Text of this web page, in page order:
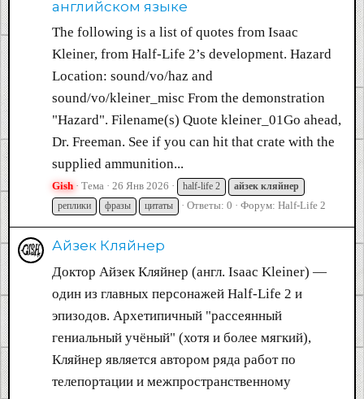
английском языке
The following is a list of quotes from Isaac
Kleiner, from Half-Life 2’s development. Hazard
Location: sound/vo/haz and
sound/vo/kleiner_misc From the demonstration
"Hazard". Filename(s) Quote kleiner_01Go ahead,
Dr. Freeman. See if you can hit that crate with the
supplied ammunition...
Gish Тема 26 Янв 2026 half-life 2 айзек кляйнер
реплики
фразы цитаты Ответы: 0 Форум: Half-Life 2
Айзек Кляйнер
Доктор Айзек Кляйнер (англ. Isaac Kleiner) —
один из главных персонажей Half-Life 2 и
эпизодов. Архетипичный "рассеянный
гениальный учёный" (хотя и более мягкий),
Кляйнер является автором ряда работ по
телепортации и межпространственному